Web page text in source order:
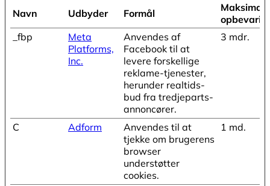
Navn Udbyder Formål
Maksimal
_fbp
Meta
Platforms,
Inc.
Anvendes af
Facebook til at
levere forskellige
reklame-tjenester,
herunder realtids-
bud fra tredjeparts-
annoncører.
3 mdr.
C Adform
Anvendes til at
tjekke om brugerens
browser
understøtter
cookies.
1 md.